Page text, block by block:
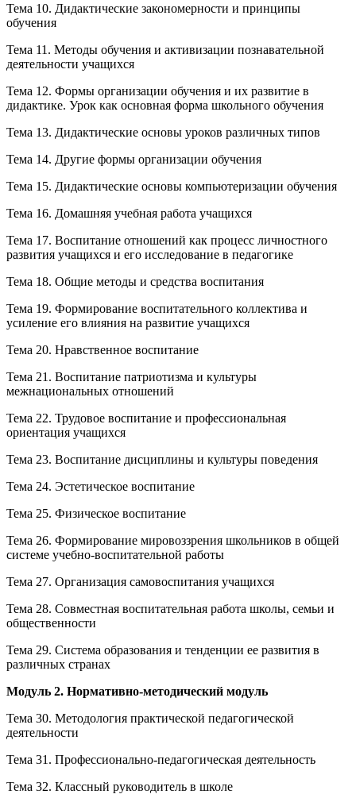
Тема 10. Дидактические закономерности и принципы
обучения
Тема 11. Методы обучения и активизации познавательной
деятельности учащихся
Тема 12. Формы организации обучения и их развитие в
дидактике. Урок как основная форма школьного обучения
Тема 13. Дидактические основы уроков различных типов
Тема 14. Другие формы организации обучения
Тема 15. Дидактические основы компьютеризации обучения
Тема 16. Домашняя учебная работа учащихся
Тема 17. Воспитание отношений как процесс личностного
развития учащихся и его исследование в педагогике
Тема 18. Общие методы и средства воспитания
Тема 19. Формирование воспитательного коллектива и
усиление его влияния на развитие учащихся
Тема 20. Нравственное воспитание
Тема 21. Воспитание патриотизма и культуры
межнациональных отношений
Тема 22. Трудовое воспитание и профессиональная
ориентация учащихся
Тема 23. Воспитание дисциплины и культуры поведения
Тема 24. Эстетическое воспитание
Тема 25. Физическое воспитание
Тема 26. Формирование мировоззрения школьников в общей
системе учебно-воспитательной работы
Тема 27. Организация самовоспитания учащихся
Тема 28. Совместная воспитательная работа школы, семьи и
общественности
Тема 29. Система образования и тенденции ее развития в
различных странах
Модуль 2. Нормативно-методический модуль
Тема 30. Методология практической педагогической
деятельности
Тема 31. Профессионально-педагогическая деятельность
Тема 32. Классный руководитель в школе